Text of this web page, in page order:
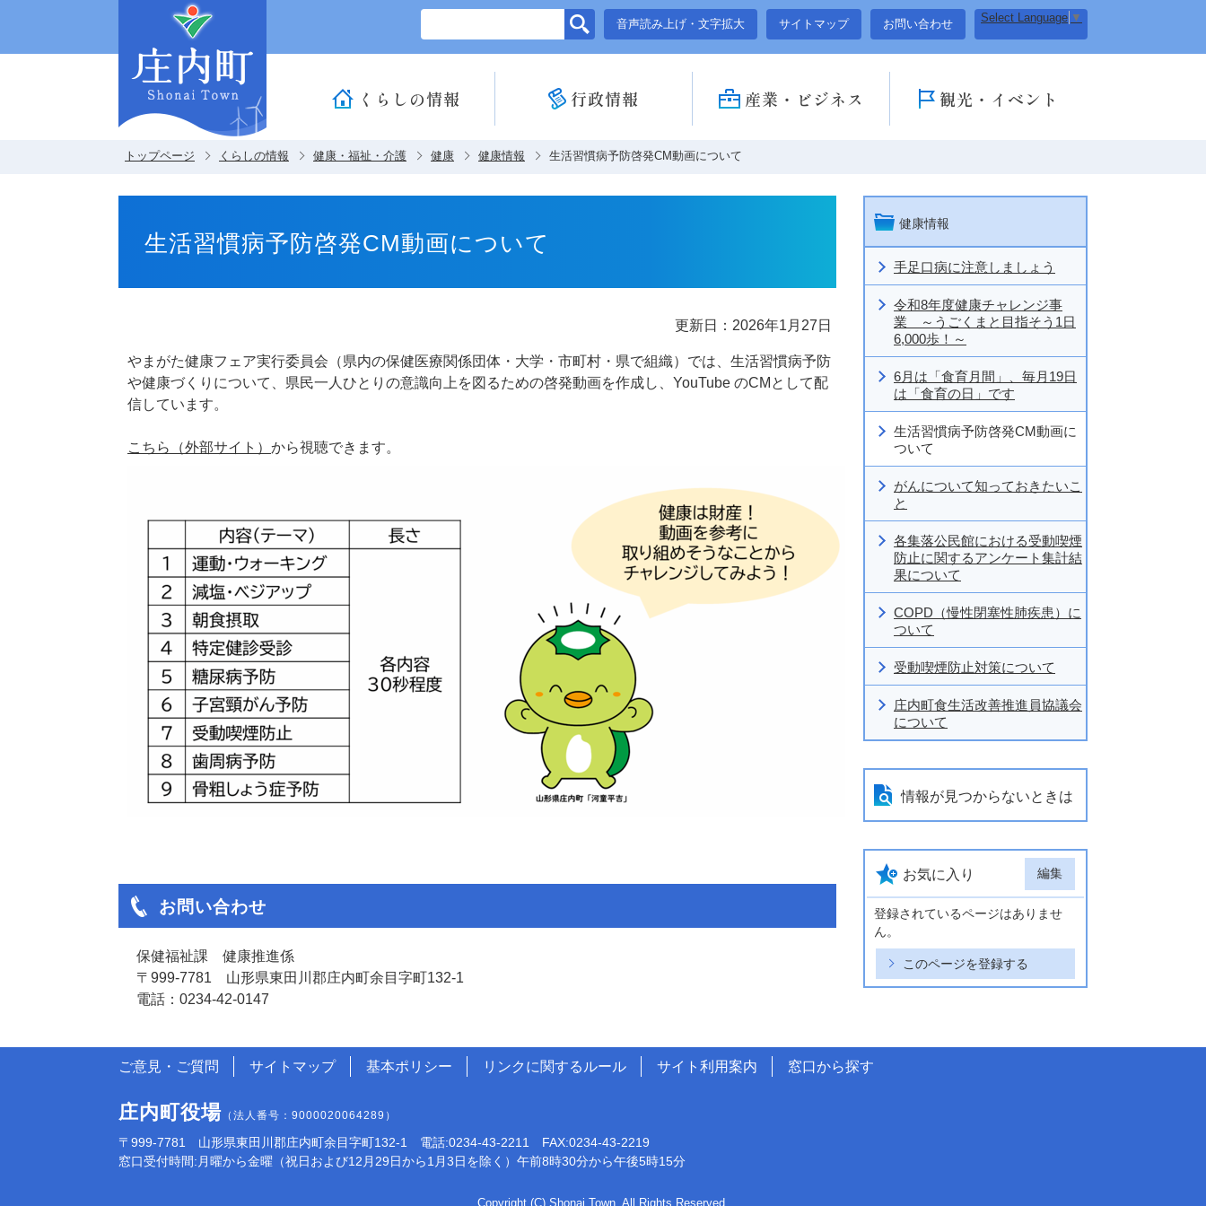
このページの本文へ移動
音声読み上げ・文字拡大 サイトマップ お問い合わせ Select Language ▼
くらしの情報 行政情報 産業・ビジネス 観光・イベント
トップページ くらしの情報 健康・福祉・介護 健康 健康情報 生活習慣病予防啓発CM動画について
生活習慣病予防啓発CM動画について
更新日：2026年1月27日
やまがた健康フェア実行委員会（県内の保健医療関係団体・大学・市町村・県で組織）では、生活習慣病予防
や健康づくりについて、県民一人ひとりの意識向上を図るための啓発動画を作成し、YouTube のCMとして配
信しています。
こちら（外部サイト） から視聴できます。
お問い合わせ
保健福祉課 健康推進係
〒999-7781 山形県東田川郡庄内町余目字町132-1
電話：0234-42-0147
健康情報
手足口病に注意しましょう
令和8年度健康チャレンジ事
業 ～うごくまと目指そう1日
6,000歩！～
6月は「食育月間」、毎月19日
は「食育の日」です
生活習慣病予防啓発CM動画に
ついて
がんについて知っておきたいこ
と
各集落公民館における受動喫煙
防止に関するアンケート集計結
果について
COPD（慢性閉塞性肺疾患）に
ついて
受動喫煙防止対策について
庄内町食生活改善推進員協議会
について
情報が見つからないときは
お気に入り 編集
登録されているページはありませ
ん。
このページを登録する
ご意見・ご質問 サイトマップ 基本ポリシー リンクに関するルール サイト利用案内 窓口から探す
庄内町役場 （法人番号：9000020064289）
〒999-7781 山形県東田川郡庄内町余目字町132-1 電話:0234-43-2211 FAX:0234-43-2219
窓口受付時間:月曜から金曜（祝日および12月29日から1月3日を除く）午前8時30分から午後5時15分
Copyright (C) Shonai Town, All Rights Reserved.